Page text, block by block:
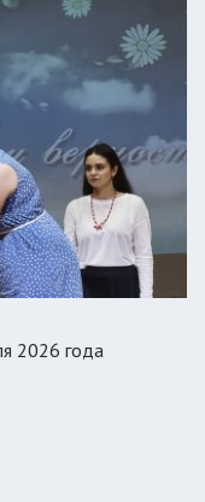
2026 года